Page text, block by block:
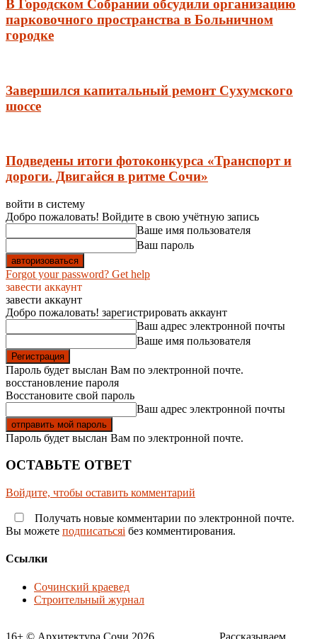
В Городском Собрании обсудили организацию
парковочного пространства в Больничном
городке
Завершился капитальный ремонт Сухумского
шоссе
Подведены итоги фотоконкурса «Транспорт и
дороги. Двигайся в ритме Сочи»
войти в систему
Добро пожаловать! Войдите в свою учётную запись
Ваше имя пользователя
Ваш пароль
Forgot your password? Get help
завести аккаунт
завести аккаунт
Добро пожаловать! зарегистрировать аккаунт
Ваш адрес электронной почты
Ваше имя пользователя
Пароль будет выслан Вам по электронной почте.
восстановление пароля
Восстановите свой пароль
Ваш адрес электронной почты
Пароль будет выслан Вам по электронной почте.
ОСТАВЬТЕ ОТВЕТ
Войдите, чтобы оставить комментарий
Получать новые комментарии по электронной почте.
Вы можете подписатьсяi без комментирования.
Ссылки
Сочинский краевед
Строительный журнал
16+ © Архитектура Сочи 2026___________ Рассказываем